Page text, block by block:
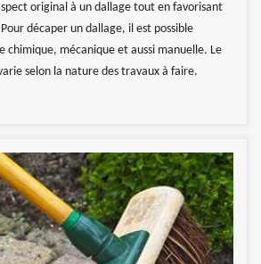
original à un dallage tout en favorisant
décaper un dallage, il est possible
chimique, mécanique et aussi manuelle. Le
selon la nature des travaux à faire.